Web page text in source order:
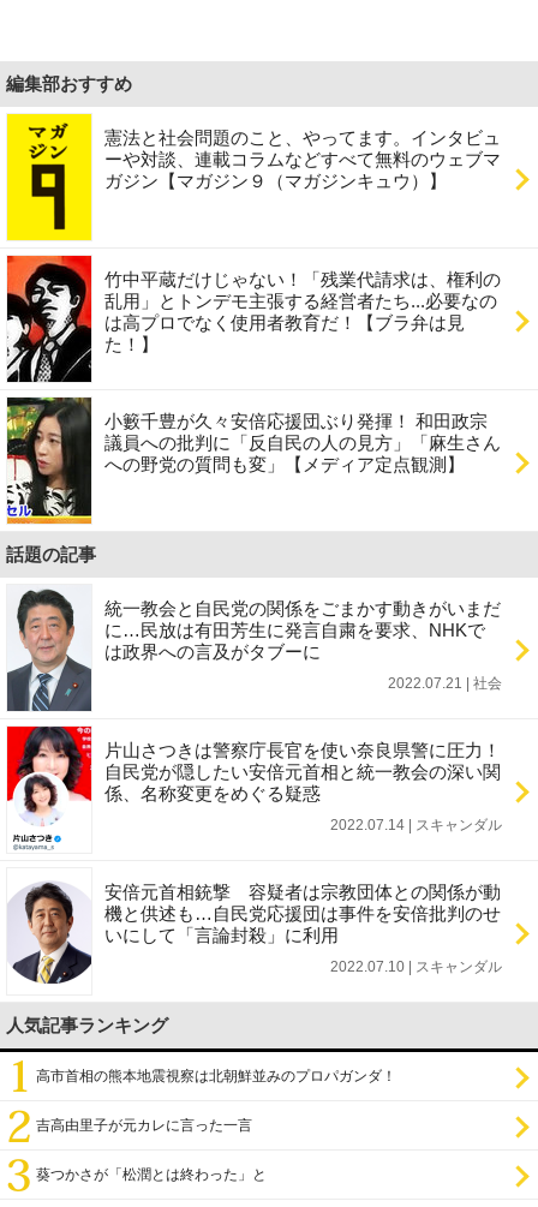
編集部おすすめ
憲法と社会問題のこと、やってます。インタビュ
ーや対談、連載コラムなどすべて無料のウェブマ
ガジン【マガジン９（マガジンキュウ）】
竹中平蔵だけじゃない！「残業代請求は、権利の
乱用」とトンデモ主張する経営者たち...必要なの
は高プロでなく使用者教育だ！【ブラ弁は見
た！】
小籔千豊が久々安倍応援団ぶり発揮！ 和田政宗
議員への批判に「反自民の人の見方」「麻生さん
への野党の質問も変」【メディア定点観測】
話題の記事
統一教会と自民党の関係をごまかす動きがいまだ
に…民放は有田芳生に発言自粛を要求、NHKで
は政界への言及がタブーに
2022.07.21 | 社会
片山さつきは警察庁長官を使い奈良県警に圧力！
自民党が隠したい安倍元首相と統一教会の深い関
係、名称変更をめぐる疑惑
2022.07.14 | スキャンダル
安倍元首相銃撃 容疑者は宗教団体との関係が動
機と供述も…自民党応援団は事件を安倍批判のせ
いにして「言論封殺」に利用
2022.07.10 | スキャンダル
人気記事ランキング
高市首相の熊本地震視察は北朝鮮並みのプロパガンダ！
吉高由里子が元カレに言った一言
葵つかさが「松潤とは終わった」と